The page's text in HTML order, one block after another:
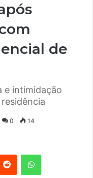
de
e intimidação
0 14
Reddit WhatsApp